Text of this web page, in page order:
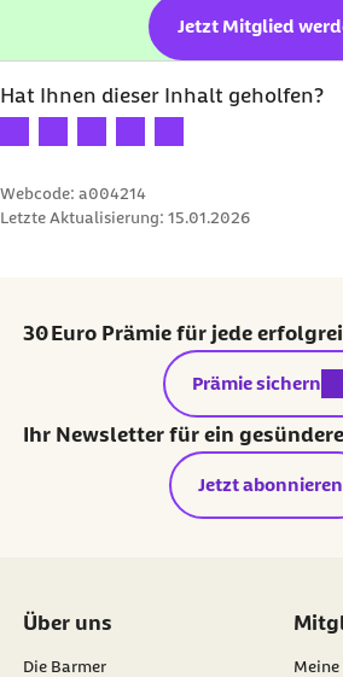
Jetzt Mitglied
Hat Ihnen dieser Inhalt geholfen?
Ihre Bewertung: 1 Stern
Ihre Bewertung: 2 Sterne
Ihre Bewertung: 3 Sterne
Ihre Bewertung: 4 Sterne
Ihre Bewertung: 5
Webcode: a004214
Letzte Aktualisierung: 15.01.2026
30 Euro Prämie für jede
externer Link:
Prämie sichern
Ihr Newsletter für ein
Jetzt abonnieren
Über uns
Die Barmer